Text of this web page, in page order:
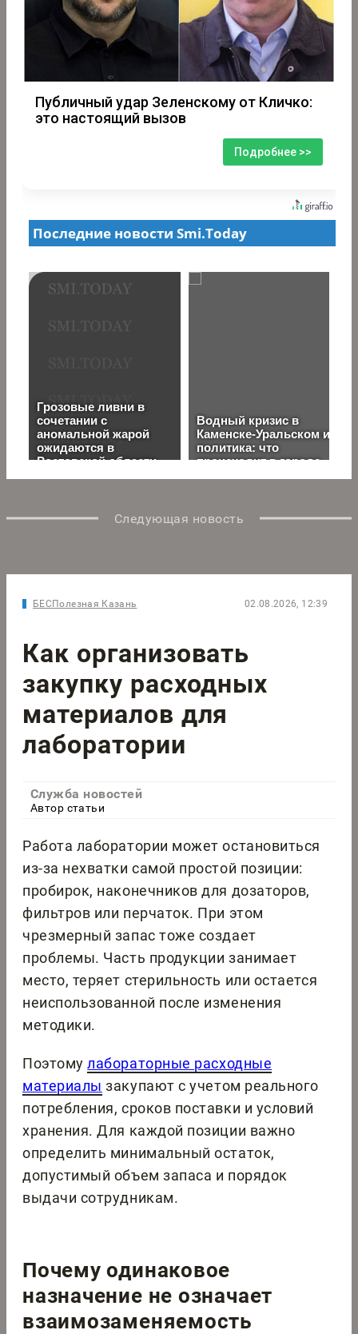
Публичный удар Зеленскому от Кличко:
это настоящий вызов
Подробнее >>
Следующая новость
БЕСПолезная Казань 02.08.2026, 12:39
Как организовать
закупку расходных
материалов для
лаборатории
Служба новостей
Автор статьи
Работа лаборатории может остановиться
из-за нехватки самой простой позиции:
пробирок, наконечников для дозаторов,
фильтров или перчаток. При этом
чрезмерный запас тоже создает
проблемы. Часть продукции занимает
место, теряет стерильность или остается
неиспользованной после изменения
методики.
Поэтомулабораторные расходные
материалы закупают с учетом реального
потребления, сроков поставки и условий
хранения. Для каждой позиции важно
определить минимальный остаток,
допустимый объем запаса и порядок
выдачи сотрудникам.
Почему одинаковое
назначение не означает
взаимозаменяемость